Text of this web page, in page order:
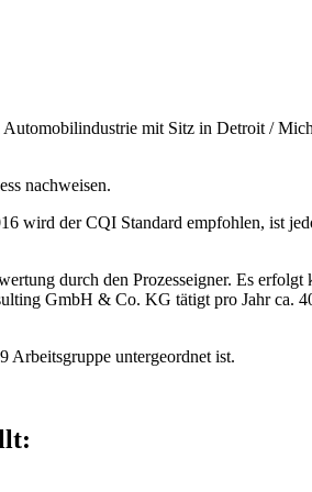
Automobilindustrie mit Sitz in Detroit /
nachweisen.
wird der CQI Standard empfohlen, ist
durch den Prozesseigner. Es erfolgt
GmbH & Co. KG tätigt pro Jahr ca.
Arbeitsgruppe untergeordnet ist.